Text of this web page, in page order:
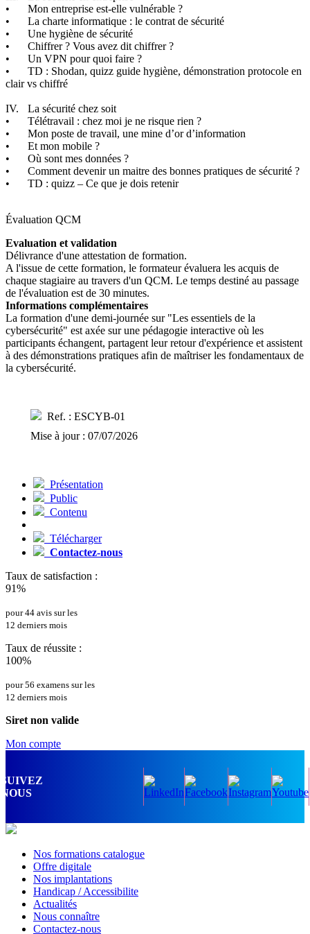
•
Mon entreprise est-elle vulnérable ?
•
La charte informatique : le contrat de sécurité
•
Une hygiène de sécurité
•
Chiffrer ? Vous avez dit chiffrer ?
•
Un VPN pour quoi faire ?
•
TD : Shodan, quizz guide hygiène, démonstration protocole en
clair vs chiffré
IV.
La sécurité chez soit
•
Télétravail : chez moi je ne risque rien ?
•
Mon poste de travail, une mine d’or d’information
•
Et mon mobile ?
•
Où sont mes données ?
•
Comment devenir un maitre des bonnes pratiques de sécurité ?
•
TD : quizz – Ce que je dois retenir
Évaluation QCM
Evaluation et validation
Délivrance d'une attestation de formation.
A l'issue de cette formation, le formateur évaluera les acquis de
chaque stagiaire au travers d'un QCM. Le temps destiné au passage
de l'évaluation est de 30 minutes.
Informations complémentaires
La formation d'une demi-journée sur "Les essentiels de la
cybersécurité" est axée sur une pédagogie interactive où les
participants échangent, partagent leur retour d'expérience et assistent
à des démonstrations pratiques afin de maîtriser les fondamentaux de
la cybersécurité.
Ref. : ESCYB-01
Mise à jour : 07/07/2026
Présentation
Public
Contenu
Télécharger
Contactez-nous
Taux de satisfaction :
91%
pour 44 avis sur les
12 derniers mois
Taux de réussite :
100%
pour 56 examens sur les
12 derniers mois
Siret non valide
Mon compte
SUIVEZ
NOUS
Nos formations catalogue
Offre digitale
Nos implantations
Handicap / Accessibilite
Actualités
Nous connaître
Contactez-nous